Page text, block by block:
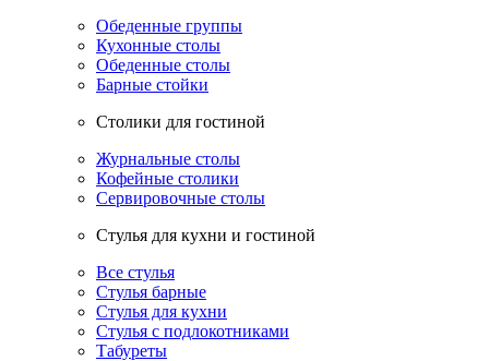
Обеденные группы
Кухонные столы
Обеденные столы
Барные стойки
Столики для гостиной
Журнальные столы
Кофейные столики
Сервировочные столы
Стулья для кухни и гостиной
Все стулья
Стулья барные
Стулья для кухни
Стулья с подлокотниками
Табуреты